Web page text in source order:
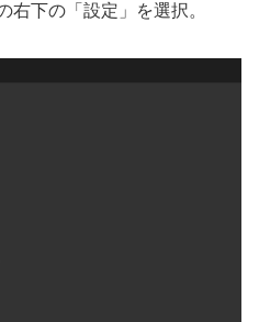
右下の「設定」を選択。